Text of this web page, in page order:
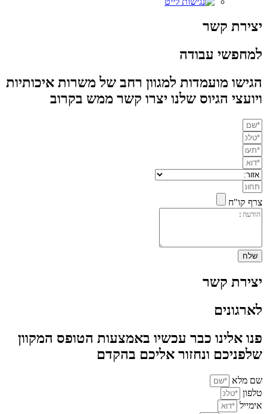
יצירת קשר
למחפשי עבודה
הגישו מועמדות למגוון רחב של משרות איכותיות
ויועצי הגיוס שלנו יצרו קשר ממש בקרוב
צרף קו"ח
שלח
יצירת קשר
לארגונים
פנו אלינו כבר עכשיו באמצעות הטופס המקוון
שלפניכם ונחזור אליכם בהקדם
שם מלא
טלפון
אימייל